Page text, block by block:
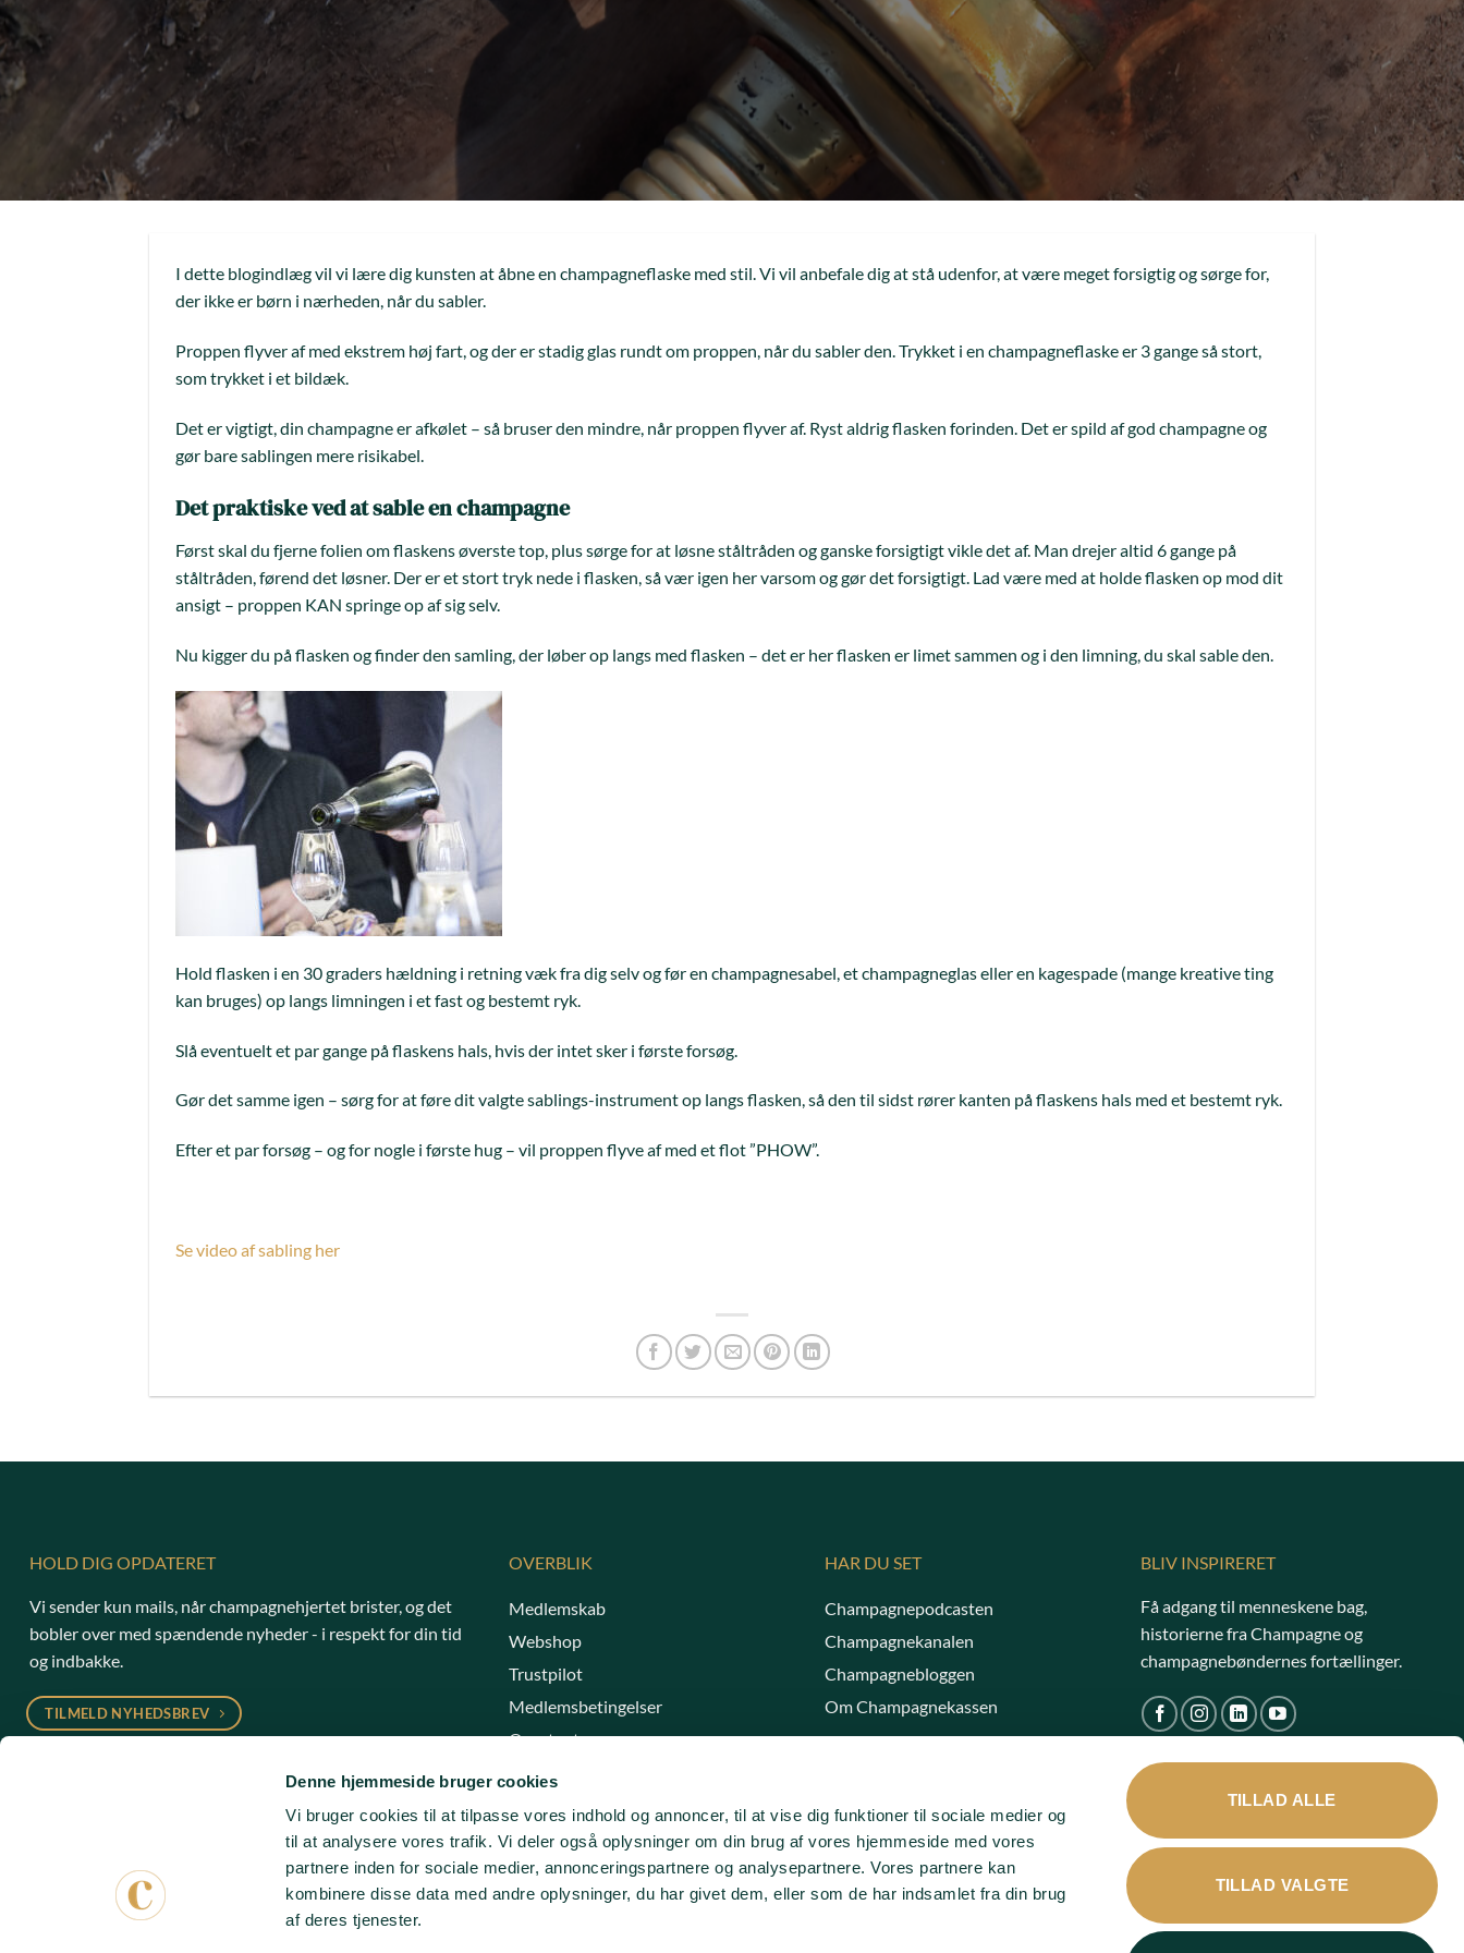
Denne hjemmeside bruger cookies
Vi bruger cookies til at tilpasse vores indhold og annoncer, til at vise dig funktioner til sociale medier og
til at analysere vores trafik. Vi deler også oplysninger om din brug af vores hjemmeside med vores
partnere inden for sociale medier, annonceringspartnere og analysepartnere. Vores partnere kan
kombinere disse data med andre oplysninger, du har givet dem, eller som de har indsamlet fra din brug
af deres tjenester.
TILLAD ALLE
TILLAD VALGTE
I dette blogindlæg vil vi lære dig kunsten at åbne en champagneflaske med stil. Vi vil anbefale dig at stå udenfor, at være meget forsigtig og sørge for,
der ikke er børn i nærheden, når du sabler.
Proppen flyver af med ekstrem høj fart, og der er stadig glas rundt om proppen, når du sabler den. Trykket i en champagneflaske er 3 gange så stort,
som trykket i et bildæk.
Det er vigtigt, din champagne er afkølet – så bruser den mindre, når proppen flyver af. Ryst aldrig flasken forinden. Det er spild af god champagne og
gør bare sablingen mere risikabel.
Det praktiske ved at sable en champagne
Først skal du fjerne folien om flaskens øverste top, plus sørge for at løsne ståltråden og ganske forsigtigt vikle det af. Man drejer altid 6 gange på
ståltråden, førend det løsner. Der er et stort tryk nede i flasken, så vær igen her varsom og gør det forsigtigt. Lad være med at holde flasken op mod dit
ansigt – proppen KAN springe op af sig selv.
Nu kigger du på flasken og finder den samling, der løber op langs med flasken – det er her flasken er limet sammen og i den limning, du skal sable den.
Hold flasken i en 30 graders hældning i retning væk fra dig selv og før en champagnesabel, et champagneglas eller en kagespade (mange kreative ting
kan bruges) op langs limningen i et fast og bestemt ryk.
Slå eventuelt et par gange på flaskens hals, hvis der intet sker i første forsøg.
Gør det samme igen – sørg for at føre dit valgte sablings-instrument op langs flasken, så den til sidst rører kanten på flaskens hals med et bestemt ryk.
Efter et par forsøg – og for nogle i første hug – vil proppen flyve af med et flot ”PHOW”.
Se video af sabling her
HOLD DIG OPDATERET
Vi sender kun mails, når champagnehjertet brister, og det
bobler over med spændende nyheder - i respekt for din tid
og indbakke.
TILMELD NYHEDSBREV
OVERBLIK
Medlemskab
Webshop
Trustpilot
Medlemsbetingelser
Opret retur
Butikken har åbent onsdag–fredag kl.
10–16. Andre dage og tidspunkter efter
aftale.
Greve Strandvej 18, 2670 Greve
HAR DU SET
Champagnepodcasten
Champagnekanalen
Champagnebloggen
Om Champagnekassen
BLIV INSPIRERET
Få adgang til menneskene bag,
historierne fra Champagne og
champagnebøndernes fortællinger.